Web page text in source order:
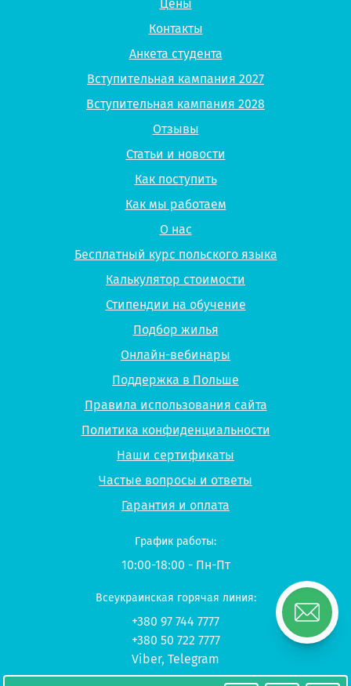
Цены
Контакты
Анкета студента
Вступительная кампания 2027
Вступительная кампания 2028
Отзывы
Статьи и новости
Как поступить
Как мы работаем
О нас
Бесплатный курс польского языка
Калькулятор стоимости
Стипендии на обучение
Подбор жилья
Онлайн-вебинары
Поддержка в Польше
Правила использования сайта
Политика конфиденциальности
Наши сертификаты
Частые вопросы и ответы
Гарантия и оплата
График работы:
10:00-18:00 - Пн-Пт
Всеукраинская горячая линия:
+380 97 744 7777
+380 50 722 7777
Viber, Telegram